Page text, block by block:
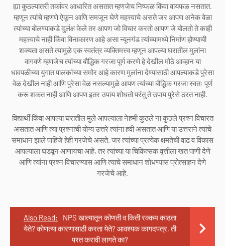
ह्या कुठल्यातरी तर्कावर आधारित असतात म्हणजेच निष्फळ किंवा वायफळ नसतात.
म्हणून त्यांचे म्हणणे ऐकून आणि समजून घेणे महत्त्वाचे असते जर आपण अनेक वेळा
त्यांच्या बोलण्याकडे दुर्लक्ष केले तर आपण जो विचार करतो आपण जे बोलतो ते काही
महत्त्वाचे नाही किंवा विनाकारण आहे असा न्यूनगंड त्यांच्यामध्ये निर्माण होण्याची
शक्यता असते त्यामुळे एक स्वतंत्र व्यक्तिमत्त्व म्हणून आपल्या घरातील मुलांना
वागवणे म्हणजेच त्यांच्या बौद्धिक गरजा पूर्ण करणे हे देखील मोठे आव्हान या
धावपळीच्या युगात पालकांच्या समोर आहे कारण मुलांना देण्यासाठी आपल्याकडे पुरेसा
वेळ देखील नाही आणि पुरेसा वेळ नसल्यामुळे आपण त्यांच्या बौद्धिक गरजा स्वतः पूर्ण
करू शकत नाही आणि आपण इतर उपाय शोधतो परंतु ते उपाय पुरेसे ठरत नाही.
विद्यार्थी किंवा आपल्या घरातील मुले आपल्याला नेहमी कुठले ना कुठले प्रश्न विचारत
असतात आणि त्या प्रश्नांची योग्य उत्तरे त्यांना हवी असतात आणि या उत्तराने त्यांचे
समाधान झाले पाहिजे हेही गरजेचे असते. जर त्यांच्या प्रत्येक क्षमतेची वाढ व विकास
आपल्याला घडवून आणायचा आहे, तर त्यांच्या या चिकित्सक वृत्तीला खत पाणी देणे
आणि त्यांना प्रश्न विचारण्यास आणि त्याचे समाधान शोधण्यास प्रोत्साहन देणे
गरजेचे आहे.
Also Read:
NPS खात्यातून कोणती व किती रक्कम काढता
येते? कोणत्या कारणासाठी करता येते? आवश्यक कागदपत्र, ती
परत करावी लागते का?